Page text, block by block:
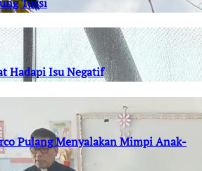
Hadapi Isu Negatif
Pulang Menyalakan Mimpi Anak-